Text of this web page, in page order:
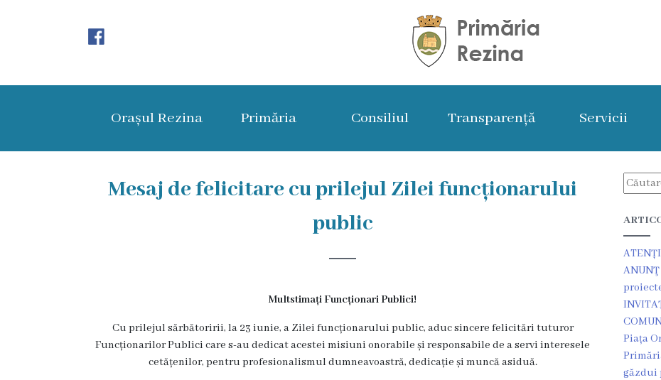
Rezina
orașului
Amalgamare
Orașul Rezina Primăria Consiliul Transparență Servicii
Mesaj de felicitare cu prilejul Zilei funcționarului
public
Multstimați Funcționari Publici!
Cu prilejul sărbătoririi, la 23 iunie, a Zilei funcționarului public, aduc sincere felicitări tuturor
Funcționarilor Publici care s-au dedicat acestei misiuni onorabile și responsabile de a servi interesele
cetățenilor, pentru profesionalismul dumneavoastră, dedicație și muncă asiduă.
Piața
găzdui